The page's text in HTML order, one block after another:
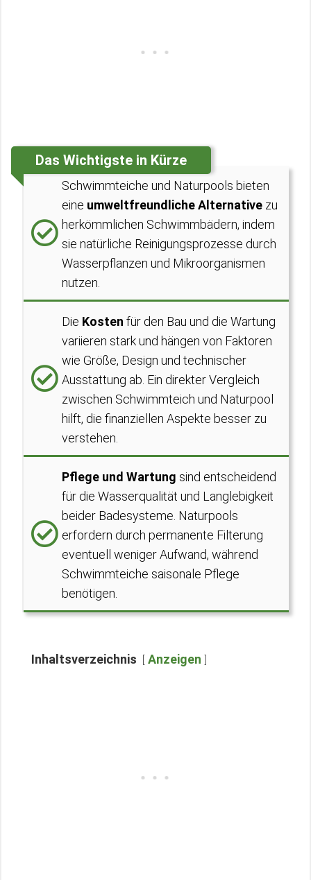
Das Wichtigste in Kürze
Schwimmteiche und Naturpools bieten
eine umweltfreundliche Alternative zu
herkömmlichen Schwimmbädern, indem
sie natürliche Reinigungsprozesse durch
Wasserpflanzen und Mikroorganismen
nutzen.
Die Kosten für den Bau und die Wartung
variieren stark und hängen von Faktoren
wie Größe, Design und technischer
Ausstattung ab. Ein direkter Vergleich
zwischen Schwimmteich und Naturpool
hilft, die finanziellen Aspekte besser zu
verstehen.
Pflege und Wartung sind entscheidend
für die Wasserqualität und Langlebigkeit
beider Badesysteme. Naturpools
erfordern durch permanente Filterung
eventuell weniger Aufwand, während
Schwimmteiche saisonale Pflege
benötigen.
Inhaltsverzeichnis Anzeigen